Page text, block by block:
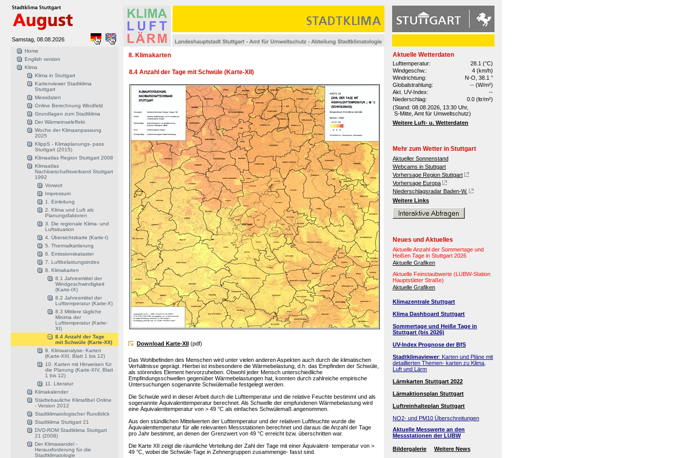
Samstag, 08.08.2026
Home
English version
Klima
Klima in Stuttgart
Kartenviewer Stadtklima
Stuttgart
Messdaten
Online Berechnung Windfeld
Grundlagen zum Stadtklima
Der Wärmeinseleffekt
Woche der Klimaanpassung
2025
KlippS - Klimaplanungs- pass
Stuttgart (2015)
Klimaatlas Region Stuttgart 2008
Klimaatlas
Nachbarschaftsverband Stuttgart
1992
Vorwort
Impressum
1. Einleitung
2. Klima und Luft als
Planungsfaktoren
3. Die regionale Klima- und
Luftsituation
4. Übersichtskarte (Karte-I)
5. Thermalkartierung
6. Emissionskataster
7. Luftbelastungsindex
8. Klimakarten
8.1 Jahresmittel der
Windgeschwindigkeit
(Karte-IX)
8.2 Jahresmittel der
Lufttemperatur (Karte-X)
8.3 Mittlere tägliche
Minima der
Lufttemperatur (Karte-
XI)
8.4 Anzahl der Tage
mit Schwüle (Karte-XII)
9. Klimaanalyse- Karten
(Karte-XIII, Blatt 1 bis 12)
10. Karten mit Hinweisen für
die Planung (Karte-XIV, Blatt
1 bis 12)
11. Literatur
Klimakalender
Städtebauliche Klimafibel Online
- Version 2012
Stadtklimatologischer Rundblick
Stadtklima Stuttgart 21
DVD-ROM Stadtklima Stuttgart
21 (2008)
Der Klimawandel -
Herausforderung für die
Stadtklimatologie
Aktuelle Wetterdaten
Lufttemperatur:
28.1 (°C)
Windgeschw.:
4 (km/h)
Windrichtung:
N-O, 38.1 °
Globalstrahlung:
-- (W/m²)
Akt. UV-Index:
--
Niederschlag:
0.0 (ltr/m²)
(Stand: 08.08.2026, 13:30 Uhr,
S-Mitte, Amt für Umweltschutz)
Weitere Luft- u. Wetterdaten
Mehr zum Wetter in Stuttgart
Aktueller Sonnenstand
Webcams in Stuttgart
Vorhersage Region Stuttgart
Vorhersage Europa
Niederschlagsradar Baden-W.
Weitere Links
Neues und Aktuelles
Aktuelle Anzahl der Sommertage und
Heißen Tage in Stuttgart 2026
Aktuelle Grafiken
Aktuelle Feinstaubwerte (LUBW-Station
Hauptstätter Straße)
Aktuelle Grafiken
Klimazentrale Stuttgart
Klima Dashboard Stuttgart
Sommertage und Heiße Tage in
Stuttgart (bis 2026)
UV-Index Prognose der BfS
Stadtklimaviewer: Karten und Pläne mit
detaillierten Themen- karten zu Klima,
Luft und Lärm
Lärmkarten Stuttgart 2022
Lärmaktionsplan Stuttgart
Luftreinhalteplan Stuttgart
NO2- und PM10 Überschreitungen
Aktuelle Messwerte an den
Messstationen der LUBW
Bildergalerie Weitere News
8. Klimakarten
8.4 Anzahl der Tage mit Schwüle (Karte-XII)
Download Karte-XII (pdf)
Das Wohlbefinden des Menschen wird unter vielen anderen Aspekten auch durch die klimatischen
Verhältnisse geprägt. Hierbei ist insbesondere die Wärmebelastung, d.h. das Empfinden der Schwüle,
als störendes Element hervorzuheben. Obwohl jeder Mensch unterschiedliche
Empfindungsschwellen gegenüber Wärmebelastungen hat, konnten durch zahlreiche empirische
Untersuchungen sogenannte Schwülemaße festgelegt werden.
Die Schwüle wird in dieser Arbeit durch die Lufttemperatur und die relative Feuchte bestimmt und als
sogenannte Äquivalenttemperatur berechnet. Als Schwelle der empfundenen Wärmebelastung wird
eine Äquivalenttemperatur von > 49 °C als einfaches Schwülemaß angenommen.
Aus den stündlichen Mittelwerten der Lufttemperatur und der relativen Luftfeuchte wurde die
Äquivalenttemperatur für alle relevanten Messstationen berechnet und daraus die Anzahl der Tage
pro Jahr bestimmt, an denen der Grenzwert von 49 °C erreicht bzw. überschritten war.
Die Karte XII zeigt die räumliche Verteilung der Zahl der Tage mit einer Äquivalent- temperatur von >
49 °C, wobei die Schwüle-Tage in Zehnergruppen zusammenge- fasst sind.